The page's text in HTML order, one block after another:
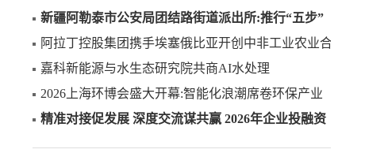
次组委会筹备会圆满举办
新疆阿勒泰市公安局团结路街道派出所:推行“五步”
工作法 打造新时代“枫”景线
阿拉丁控股集团携手埃塞俄比亚开创中非工业农业合
作新篇章
嘉科新能源与水生态研究院共商AI水处理
2026上海环博会盛大开幕:智能化浪潮席卷环保产业
精准对接促发展 深度交流谋共赢 2026年企业投融资